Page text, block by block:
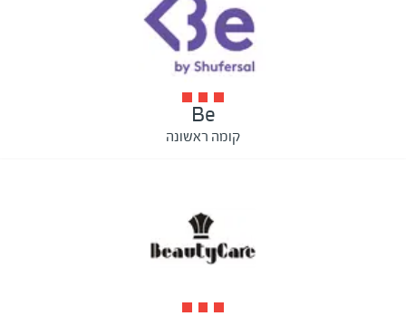
Be
קומה ראשונה